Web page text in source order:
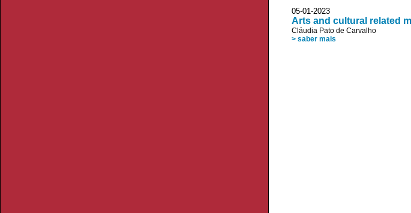
05-01-2023
Arts and cultural related
Cláudia Pato de Carvalho
> saber mais